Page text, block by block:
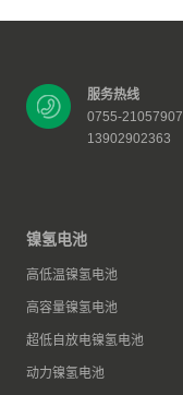
服务热线
0755-21057907
13902902363
镍氢电池
高低温镍氢电池
高容量镍氢电池
超低自放电镍氢电池
动力镍氢电池